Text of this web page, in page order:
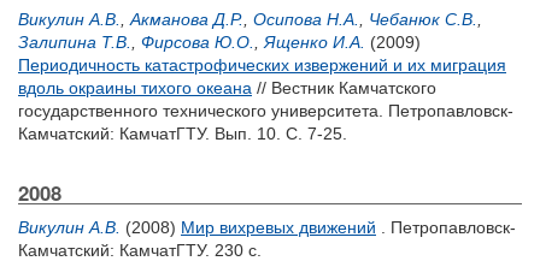
Викулин А.В.
Акманова Д.Р. Осипова Н.А. Чебанюк С.В.
Залипина Т.В.
Фирсова Ю.О. Ященко И.А. (2009)
Периодичность катастрофических извержений и их миграция
вдоль окраины тихого океана // Вестник Камчатского
государственного технического университета. Петропавловск-
Камчатский: КамчатГТУ. Вып. 10. С. 7-25.
2008
Викулин А.В. (2008) Мир вихревых движений . Петропавловск-
Камчатский: КамчатГТУ. 230 с.